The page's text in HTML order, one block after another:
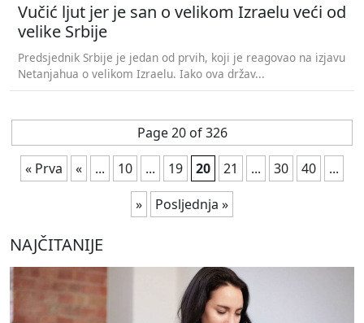
Vučić ljut jer je san o velikom Izraelu veći od
velike Srbije
Predsjednik Srbije je jedan od prvih, koji je reagovao na izjavu
Netanjahua o velikom Izraelu. Iako ova držav...
Page 20 of 326
« Prva
« ... 10 ... 19 20 21 ... 30 40
...
»
Posljednja »
NAJČITANIJE